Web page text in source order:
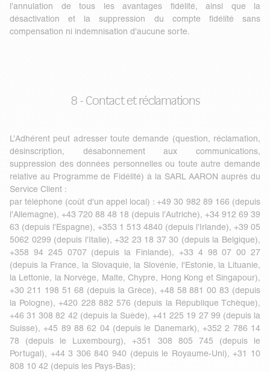
l’annulation de tous les avantages fidélité, ainsi que la
désactivation et la suppression du compte fidélité sans
compensation ni indemnisation d’aucune sorte.
8 - Contact et réclamations
L’Adhérent peut adresser toute demande (question, réclamation,
désinscription, désabonnement aux communications,
suppression des données personnelles ou toute autre demande
relative au Programme de Fidélité) à la SARL AARON auprès du
Service Client :
par téléphone (coût d'un appel local) : +49 30 982 89 166 (depuis
l’Allemagne), +43 720 88 48 18 (depuis l’Autriche), +34 912 69 39
63 (depuis l’Espagne), +353 1 513 4840 (depuis l’Irlande), +39 05
5062 0299 (depuis l’Italie), +32 23 18 37 30 (depuis la Belgique),
+358 94 245 0707 (depuis la Finlande), +33 4 98 07 00 27
(depuis la France, la Slovaquie, la Slovénie, l'Estonie, la Lituanie,
la Lettonie, la Norvège, Malte, Chypre, Hong Kong et Singapour),
+30 211 198 51 68 (depuis la Grèce), +48 58 881 00 83 (depuis
la Pologne), +420 228 882 576 (depuis la République Tchèque),
+46 31 308 82 42 (depuis la Suède), +41 225 19 27 99 (depuis la
Suisse), +45 89 88 62 04 (depuis le Danemark), +352 2 786 14
78 (depuis le Luxembourg), +351 308 805 745 (depuis le
Portugal), +44 3 306 840 940 (depuis le Royaume-Uni), +31 10
808 10 42 (depuis les Pays-Bas);